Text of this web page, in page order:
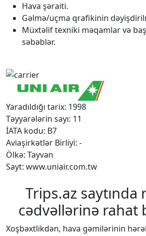
Hava şəraiti.
Gəlmə/uçma qrafikinin
Müxtəlif texniki məqamlar və
səbəblər.
Yaradıldığı tarix: 1998
Təyyarələrin sayı: 11
İATA kodu: B7
Aviaşirkətlər Birliyi: -
Ölkə: Tayvan
Sayt: www.uniair.com.tw
Trips.az saytında
cədvəllərinə rahat
Xoşbəxtlikdən, hava gəmilərinin